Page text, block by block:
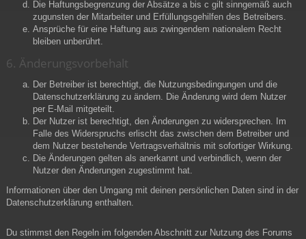
Die Haftungsbegrenzung der Absätze a bis c gilt sinngemäß auch
zugunsten der Mitarbeiter und Erfüllungsgehilfen des Betreibers.
Ansprüche für eine Haftung aus zwingendem nationalem Recht
bleiben unberührt.
6. Änderungsvorbehalt
Der Betreiber ist berechtigt, die Nutzungsbedingungen und die
Datenschutzerklärung zu ändern. Die Änderung wird dem Nutzer
per E-Mail mitgeteilt.
Der Nutzer ist berechtigt, den Änderungen zu widersprechen. Im
Falle des Widerspruchs erlischt das zwischen dem Betreiber und
dem Nutzer bestehende Vertragsverhältnis mit sofortiger Wirkung.
Die Änderungen gelten als anerkannt und verbindlich, wenn der
Nutzer den Änderungen zugestimmt hat.
Informationen über den Umgang mit deinen persönlichen Daten sind in der
Datenschutzerklärung enthalten.
Du stimmst den Regeln im folgenden Abschnitt zur Nutzung des Forums